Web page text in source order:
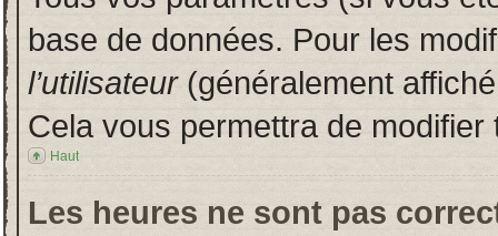
base de données. Pour les
l’utilisateur(généralement
Cela vous permettra de
Haut
Les heures ne sont pas